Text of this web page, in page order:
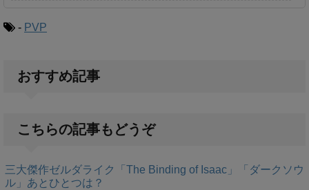
- PVP
おすすめ記事
こちらの記事もどうぞ
三大傑作ゼルダライク「The Binding of Isaac」「ダークソウ
ル」あとひとつは？